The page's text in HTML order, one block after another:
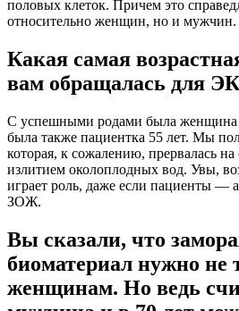
половых клеток. Причем это
относительно женщин, но и мужчин.
Какая самая
вам обращалась для
С успешными родами была женщина
была также пациентка 55 лет. Мы
которая, к сожалению, прервалась на
излитием околоплодных вод. Увы,
играет роль, даже если пациенты —
ЗОЖ.
Вы сказали, что
биоматериал нужно не
женщинам. Но ведь